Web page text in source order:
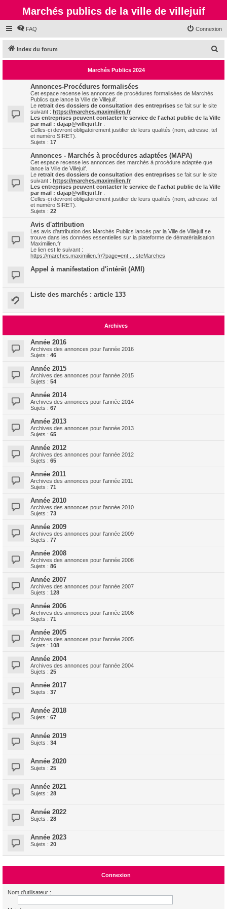
Marchés publics de la ville de villejuif
FAQ Connexion
Index du forum
e
c
Marchés Publics 2024
Annonces-Procédures formalisées
Cet espace recense les annonces de procédures formalisées de Marchés
Publics que lance la Ville de Villejuif.
Le retrait des dossiers de consultation des entreprises se fait sur le site
suivant : https://marches.maximilien.fr
Les entreprises peuvent contacter le service de l'achat public de la Ville
par mail : dajap@villejuif.fr
Celles-ci devront obligatoirement justifier de leurs qualités (nom, adresse, tel
et numéro SIRET).
Sujets : 17
Annonces - Marchés à procédures adaptées (MAPA)
Cet espace recense les annonces des marchés à procédure adaptée que
lance la Ville de Villejuif.
Le retrait des dossiers de consultation des entreprises se fait sur le site
suivant : https://marches.maximilien.fr
Les entreprises peuvent contacter le service de l'achat public de la Ville
par mail : dajap@villejuif.fr
Celles-ci devront obligatoirement justifier de leurs qualités (nom, adresse, tel
et numéro SIRET).
Sujets : 22
Avis d'attribution
Les avis d'attribution des Marchés Publics lancés par la Ville de Villejuif se
trouve dans les données essentielles sur la plateforme de dématérialisation
Maximilien.fr
Le lien est le suivant :
https://marches.maximilien.fr/?page=ent ... steMarches
Appel à manifestation d'intérêt (AMI)
Liste des marchés : article 133
Archives
Année 2016
Archives des annonces pour l'année 2016
Sujets : 46
Année 2015
Archives des annonces pour l'année 2015
Sujets : 54
Année 2014
Archives des annonces pour l'année 2014
Sujets : 67
Année 2013
Archives des annonces pour l'année 2013
Sujets : 65
Année 2012
Archives des annonces pour l'année 2012
Sujets : 65
Année 2011
Archives des annonces pour l'année 2011
Sujets : 71
Année 2010
Archives des annonces pour l'année 2010
Sujets : 73
Année 2009
Archives des annonces pour l'année 2009
Sujets : 77
Année 2008
Archives des annonces pour l'année 2008
Sujets : 86
Année 2007
Archives des annonces pour l'année 2007
Sujets : 128
Année 2006
Archives des annonces pour l'année 2006
Sujets : 71
Année 2005
Archives des annonces pour l'année 2005
Sujets : 108
Année 2004
Archives des annonces pour l'année 2004
Sujets : 25
Année 2017
Sujets : 37
Année 2018
Sujets : 67
Année 2019
Sujets : 34
Année 2020
Sujets : 25
Année 2021
Sujets : 28
Année 2022
Sujets : 28
Année 2023
Sujets : 20
Connexion
Nom d’utilisateur :